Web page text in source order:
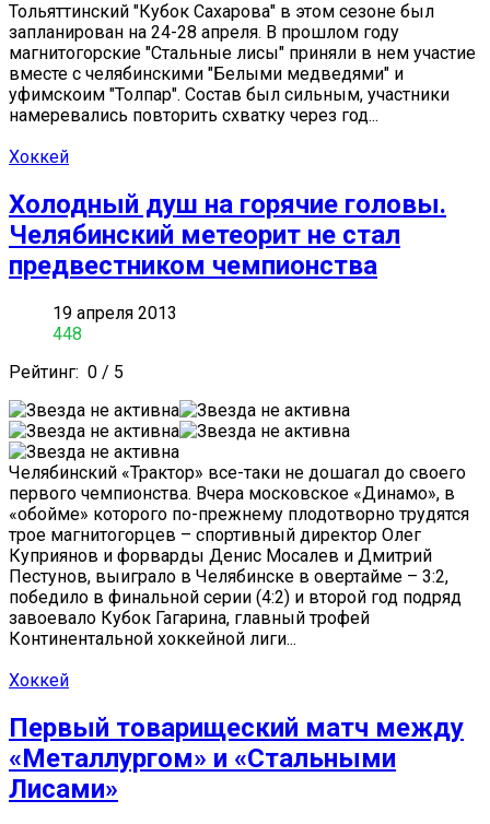
Тольяттинский "Кубок Сахарова" в этом сезоне был
запланирован на 24-28 апреля. В прошлом году
магнитогорские "Стальные лисы" приняли в нем участие
вместе с челябинскими "Белыми медведями" и
уфимскоим "Толпар". Состав был сильным, участники
намеревались повторить схватку через год...
Хоккей
Холодный душ на горячие головы.
Челябинский метеорит не стал
предвестником чемпионства
19 апреля 2013
448
Рейтинг: 0 / 5
Челябинский «Трактор» все-таки не дошагал до своего
первого чемпионства. Вчера московское «Динамо», в
«обойме» которого по-прежнему плодотворно трудятся
трое магнитогорцев – спортивный директор Олег
Куприянов и форварды Денис Мосалев и Дмитрий
Пестунов, выиграло в Челябинске в овертайме – 3:2,
победило в финальной серии (4:2) и второй год подряд
завоевало Кубок Гагарина, главный трофей
Континентальной хоккейной лиги...
Хоккей
Первый товарищеский матч между
«Металлургом» и «Стальными
Лисами»